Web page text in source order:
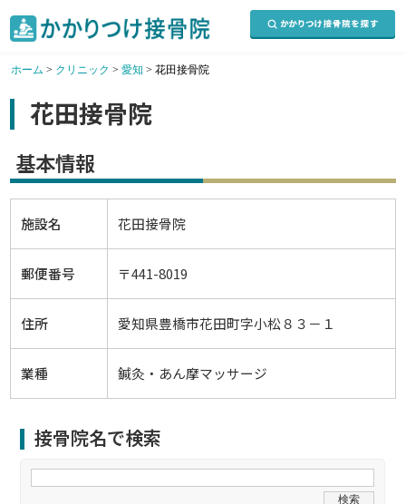
ホーム > クリニック > 愛知 > 花田接骨院
花田接骨院
基本情報
施設名 花田接骨院
郵便番号 〒441-8019
住所 愛知県豊橋市花田町字小松８３－１
業種 鍼灸・あん摩マッサージ
接骨院名で検索